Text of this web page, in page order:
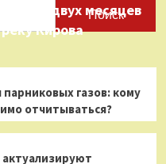
Поиск
двух месяцев
Кирова
газов: кому
отчитываться?